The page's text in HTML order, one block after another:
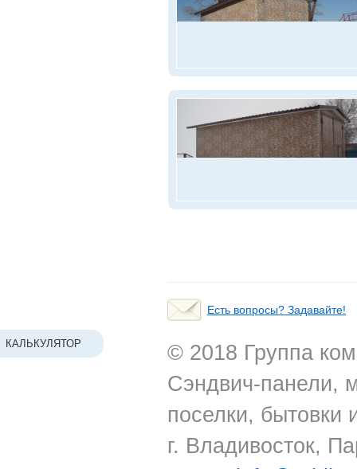
Есть вопросы? Задавайте!
© 2018 Группа
Сэндвич-панели,
поселки, бытовки
г. Владивосток,
КАЛЬКУЛЯТОР